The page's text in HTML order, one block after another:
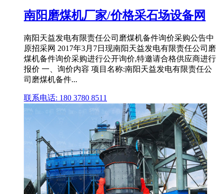
南阳磨煤机厂家/价格采石场设备网
南阳天益发电有限责任公司磨煤机备件询价采购公告中
原招采网 2017年3月7日现南阳天益发电有限责任公司磨
煤机备件询价采购进行公开询价,特邀请合格供应商进行
报价 一、询价内容 项目名称:南阳天益发电有限责任公
司磨煤机备件...
联系电话: 180 3780 8511